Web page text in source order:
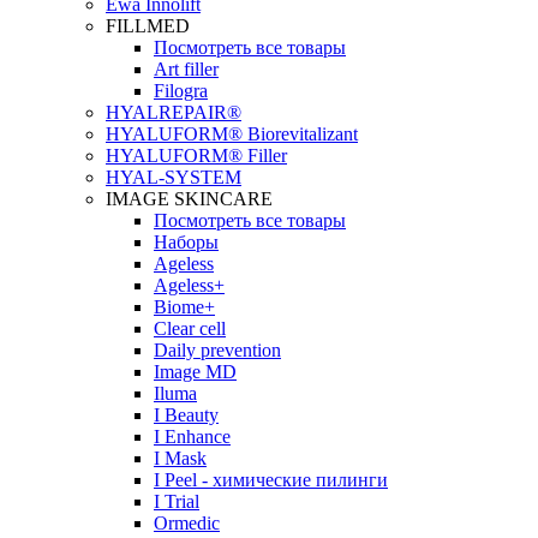
Ewa Innolift
FILLMED
Посмотреть все товары
Art filler
Filogra
НYALREPAIR®
HYALUFORM® Biorevitalizant
HYALUFORM® Filler
HYAL-SYSTEM
IMAGE SKINCARE
Посмотреть все товары
Наборы
Ageless
Ageless+
Biome+
Clear cell
Daily prevention
Image MD
Iluma
I Beauty
I Enhance
I Mask
I Peel - химические пилинги
I Trial
Ormedic